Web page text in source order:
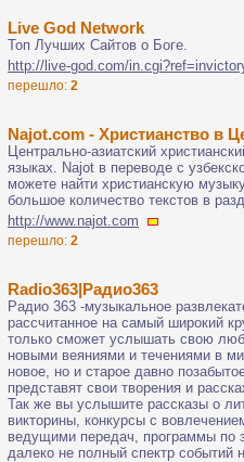
Live God Network
Топ Лучших Сайтов о Боге.
http://live-god.com/
перешло: 2
Najot.com - Христианство в
Центрально-азиатский
языках. Najot в переводе с
можете найти христианскую
большое количество текстов в
http://www.najot.com
перешло: 2
Radio363|Радио363
Радио 363 -музыкальное
рассчитанное на самый широкий
только сможет услышать свою
новыми веяниями и течениями в
новое, но и старое давно
представят свои творения и
Так же вы услышите рассказы о
викторины, конкурсы с
ведущими передач, программы по
далеко не полный спектр событий